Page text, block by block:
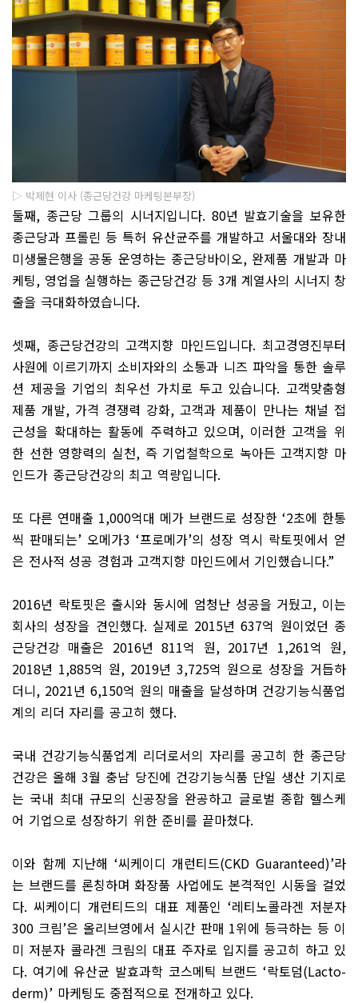
▷ 박제현 이사 (종근당건강 마케팅본부장)
둘째, 종근당 그룹의 시너지입니다. 80년 발효기술을 보유한
종근당과 프롤린 등 특허 유산균주를 개발하고 서울대와 장내
미생물은행을 공동 운영하는 종근당바이오, 완제품 개발과 마
케팅, 영업을 실행하는 종근당건강 등 3개 계열사의 시너지 창
출을 극대화하였습니다.
셋째, 종근당건강의 고객지향 마인드입니다. 최고경영진부터
사원에 이르기까지 소비자와의 소통과 니즈 파악을 통한 솔루
션 제공을 기업의 최우선 가치로 두고 있습니다.고객맞춤형
제품 개발, 가격 경쟁력 강화, 고객과 제품이 만나는 채널 접
근성을 확대하는 활동에 주력하고 있으며, 이러한 고객을 위
한 선한 영향력의 실천, 즉 기업철학으로 녹아든 고객지향 마
인드가 종근당건강의 최고 역량입니다.
또 다른 연매출 1,000억대 메가 브랜드로 성장한 ‘2초에 한통
씩 판매되는’ 오메가3 ‘프로메가’의 성장 역시 락토핏에서 얻
은 전사적 성공 경험과 고객지향 마인드에서 기인했습니다.”
2016년 락토핏은 출시와 동시에 엄청난 성공을 거뒀고, 이는
회사의 성장을 견인했다. 실제로 2015년637억 원이었던 종
근당건강 매출은 2016년811억 원, 2017년 1,261억 원,
2018년 1,885억 원, 2019년 3,725억 원으로 성장을 거듭하
더니, 2021년 6,150억 원의 매출을 달성하며 건강기능식품업
계의 리더 자리를 공고히 했다.
국내 건강기능식품업계 리더로서의 자리를 공고히 한 종근당
건강은 올해3월 충남 당진에 건강기능식품 단일 생산 기지로
는 국내 최대 규모의 신공장을 완공하고 글로벌 종합 헬스케
어 기업으로 성장하기 위한 준비를 끝마쳤다.
이와 함께 지난해 ‘씨케이디 개런티드(CKD Guaranteed)’라
는 브랜드를 론칭하며 화장품 사업에도 본격적인 시동을 걸었
다.씨케이디 개런티드의 대표 제품인 ‘레티노콜라겐 저분자
300 크림’은 올리브영에서 실시간 판매 1위에 등극하는 등 이
미 저분자 콜라겐 크림의 대표 주자로 입지를 공고히 하고 있
다. 여기에 유산균 발효과학 코스메틱 브랜드‘락토덤(Lacto-
derm)’ 마케팅도 중점적으로 전개하고 있다.